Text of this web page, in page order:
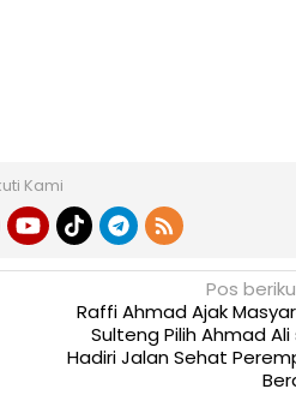
Kami
Pos
Raffi Ahmad Ajak
Sulteng Pilih Ahmad
Hadiri Jalan Sehat